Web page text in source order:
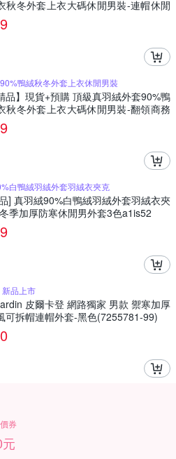
秋冬外套上衣大碼休閒男裝-連帽休閒
鴨絨秋冬外套上衣休閒男裝
品】現貨+預購 頂級真羽絨外套90%鴨
秋冬外套上衣大碼休閒男裝-翻領商務
白鴨絨羽絨外套羽絨衣夾克
] 真羽絨90%白鴨絨羽絨外套羽絨衣夾
季加厚防寒休閒男外套3色a1is52
品上市
皮爾卡登 網路獨家 男款 禦寒加厚
可拆帽連帽外套-黑色(7255781-99)
券